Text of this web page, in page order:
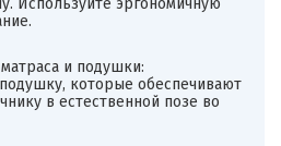
Используйте эргономичную
и подушки:
которые обеспечивают
в естественной позе во